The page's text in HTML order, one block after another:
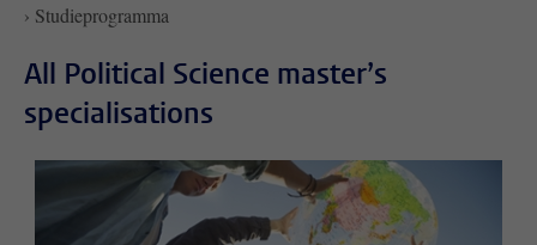
› Studieprogramma
All Political Science master’s
specialisations